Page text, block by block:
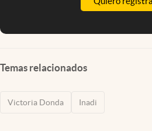
Temas relacionados
Victoria Donda Inadi